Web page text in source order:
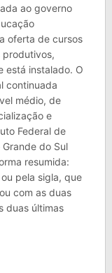
ao governo
oferta de cursos
produtivos,
está instalado. O
continuada
médio, de
e
Federal de
do Sul
resumida:
pela sigla, que
com as duas
duas últimas